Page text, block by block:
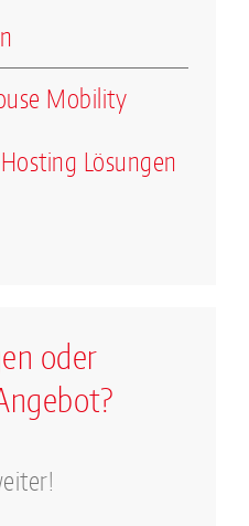
Mobility
Lösungen
oder